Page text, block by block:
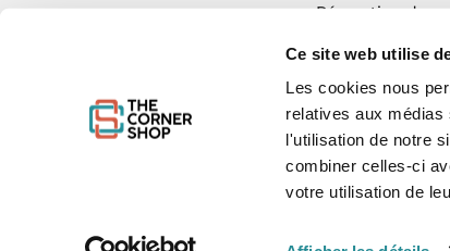
Ce site web utilise
Les cookies nous
relatives aux
l'utilisation de notre
combiner celles-ci
votre utilisation de
Réparation de
Détaxe - Tax
Garantie & SAV
Plan du site
Mon compte
Nous contacter